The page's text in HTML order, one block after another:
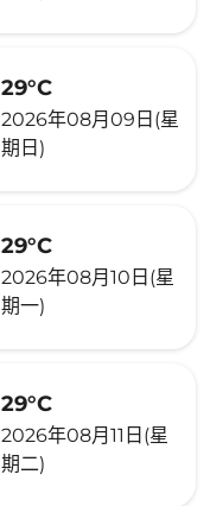
29°C
2026年08月09日(星
期日)
29°C
2026年08月10日(星
期一)
29°C
2026年08月11日(星
期二)